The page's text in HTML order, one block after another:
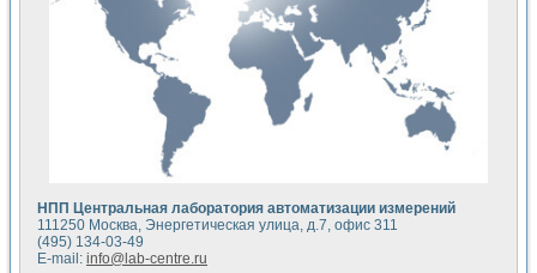
Устройство для снятия вольт-амперных характеристик
Передовые научные технологии: нано-, фемто-,
Автоматизированная установка по измерению временных
Автоматизированный лабораторный комплекс на базе
Визуализация моделирования и оптимизации тепловой
Виртуальный прибор для исследования функциональных
Исследование возможности создания экономичного
Исследование кинетики движения макрочастиц в
Метод прогнозирования свойств дисперсных продуктов
Недорогая система управления сверхпроводящим
Применение технологий NI в курсе экспериментальной
НПП Центральная лаборатория автоматизации измерений
111250 Москва, Энергетическая улица, д.7, офис 311
(495) 134-03-49
E-mail: info@lab-centre.ru